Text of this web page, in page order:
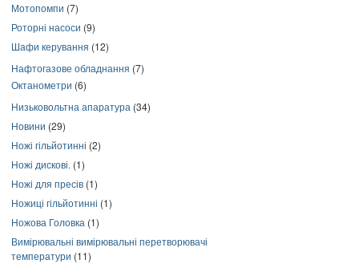
Мотопомпи (7)
Роторні насоси (9)
Шафи керування (12)
Нафтогазове обладнання (7)
Октанометри (6)
Низьковольтна апаратура (34)
Новини (29)
Ножі гільйотинні (2)
Ножі дискові. (1)
Ножі для пресів (1)
Ножиці гільйотинні (1)
Ножова Головка (1)
Вимірювальні вимірювальні перетворювачі
температури (11)